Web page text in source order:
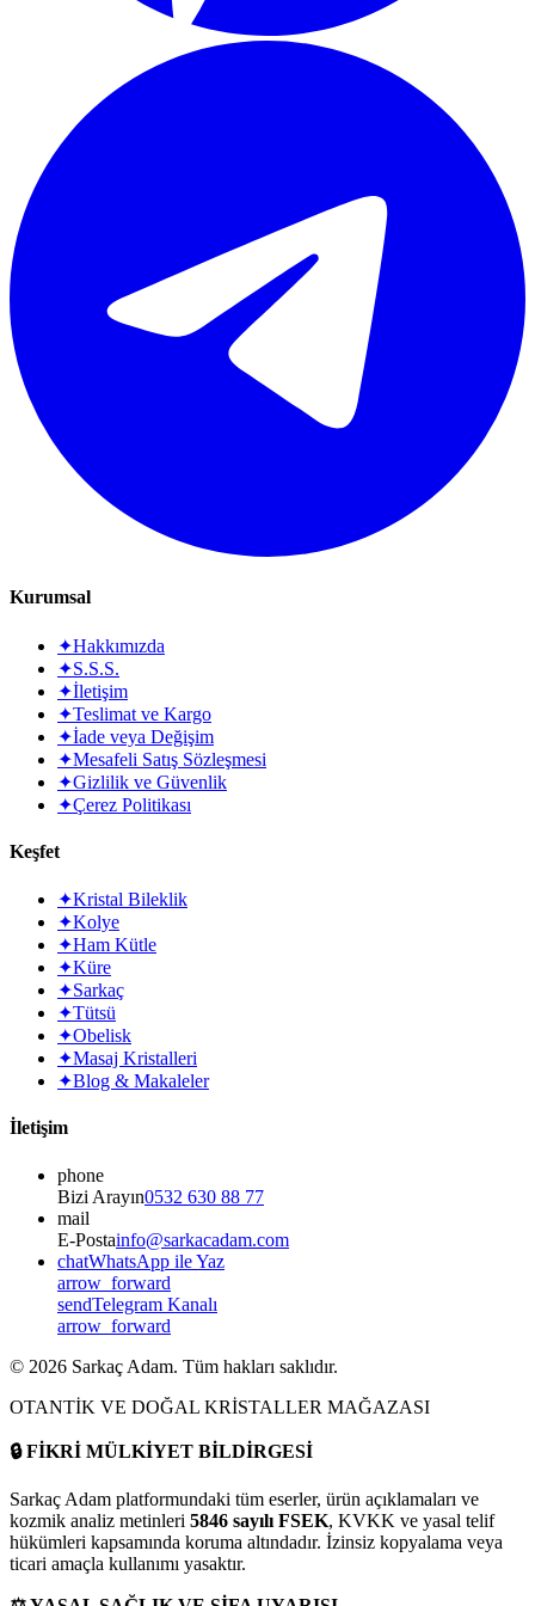
Kurumsal
✦Hakkımızda
✦S.S.S.
✦İletişim
✦Teslimat ve Kargo
✦İade veya Değişim
✦Mesafeli Satış Sözleşmesi
✦Gizlilik ve Güvenlik
✦Çerez Politikası
Keşfet
✦Kristal Bileklik
✦Kolye
✦Ham Kütle
✦Küre
✦Sarkaç
✦Tütsü
✦Obelisk
✦Masaj Kristalleri
✦Blog & Makaleler
İletişim
phone
Bizi Arayın0532 630 88 77
mail
E-Postainfo@sarkacadam.com
chatWhatsApp ile Yaz
arrow_forward
sendTelegram Kanalı
arrow_forward
© 2026 Sarkaç Adam. Tüm hakları saklıdır.
OTANTİK VE DOĞAL KRİSTALLER MAĞAZASI
🔒FİKRİ MÜLKİYET BİLDİRGESİ
Sarkaç Adam platformundaki tüm eserler, ürün açıklamaları ve
kozmik analiz metinleri 5846 sayılı FSEK, KVKK ve yasal telif
hükümleri kapsamında koruma altındadır. İzinsiz kopyalama veya
ticari amaçla kullanımı yasaktır.